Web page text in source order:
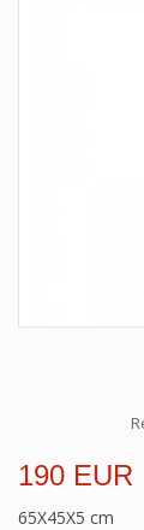
190 EUR
65X45X5 cm